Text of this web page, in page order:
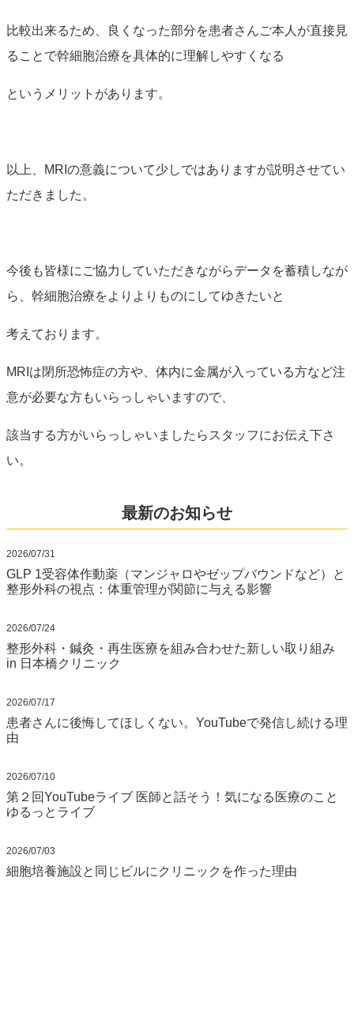
比較出来るため、良くなった部分を患者さんご本人が直接見
ることで幹細胞治療を具体的に理解しやすくなる
というメリットがあります。
以上、MRIの意義について少しではありますが説明させてい
ただきました。
今後も皆様にご協力していただきながらデータを蓄積しなが
ら、幹細胞治療をよりよりものにしてゆきたいと
考えております。
MRIは閉所恐怖症の方や、体内に金属が入っている方など注
意が必要な方もいらっしゃいますので、
該当する方がいらっしゃいましたらスタッフにお伝え下さ
い。
最新のお知らせ
2026/07/31
GLP 1受容体作動薬（マンジャロやゼップバウンドなど）と
整形外科の視点：体重管理が関節に与える影響
2026/07/24
整形外科・鍼灸・再生医療を組み合わせた新しい取り組み
in 日本橋クリニック
2026/07/17
患者さんに後悔してほしくない。YouTubeで発信し続ける理
由
2026/07/10
第２回YouTubeライブ 医師と話そう！気になる医療のこと
ゆるっとライブ
2026/07/03
細胞培養施設と同じビルにクリニックを作った理由